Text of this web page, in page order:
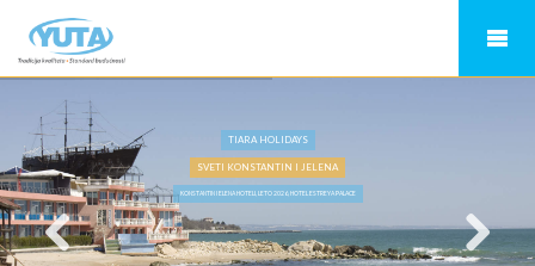
TIARA HOLIDAYS
SVETI KONSTANTIN I JELENA
KONSTANTIN I ELENA HOTELI, LETO 2026, HOTEL ESTREYA PALACE